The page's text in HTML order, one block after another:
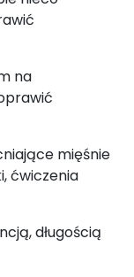
na
mięśnie
ćwiczenia
długością